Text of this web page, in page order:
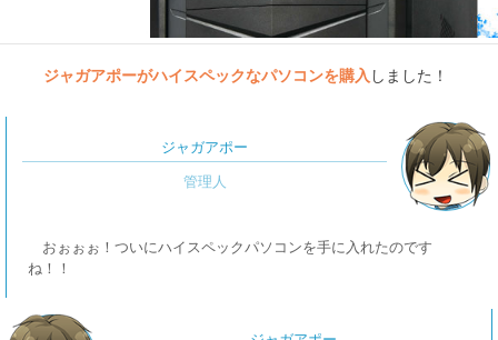
ジャガアポーがハイスペックなパソコンを購入 しました！
ジャガアポー
おぉぉぉ！ついにハイスペックパソコンを手に入れたのです
ね！！